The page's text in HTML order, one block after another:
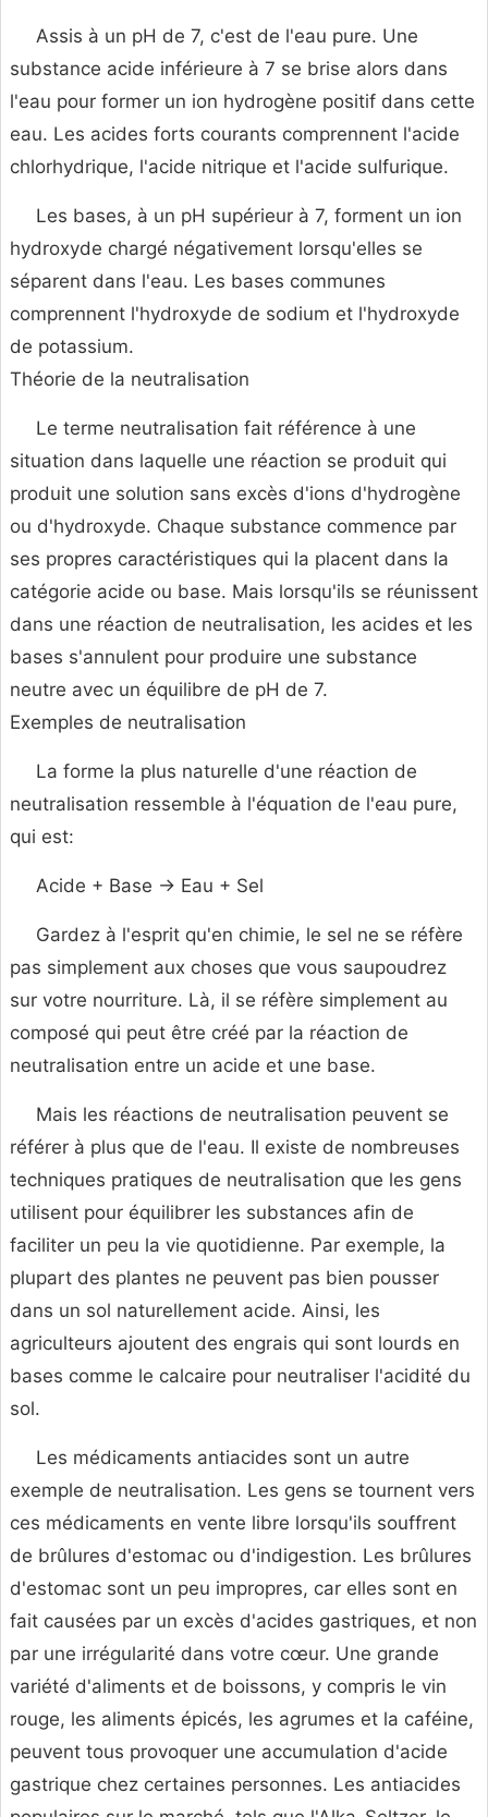
Assis à un pH de 7, c'est de l'eau pure. Une
substance acide inférieure à 7 se brise alors dans
l'eau pour former un ion hydrogène positif dans cette
eau. Les acides forts courants comprennent l'acide
chlorhydrique, l'acide nitrique et l'acide sulfurique.
Les bases, à un pH supérieur à 7, forment un ion
hydroxyde chargé négativement lorsqu'elles se
séparent dans l'eau. Les bases communes
comprennent l'hydroxyde de sodium et l'hydroxyde
de potassium.
Théorie de la neutralisation
Le terme neutralisation fait référence à une
situation dans laquelle une réaction se produit qui
produit une solution sans excès d'ions d'hydrogène
ou d'hydroxyde. Chaque substance commence par
ses propres caractéristiques qui la placent dans la
catégorie acide ou base. Mais lorsqu'ils se réunissent
dans une réaction de neutralisation, les acides et les
bases s'annulent pour produire une substance
neutre avec un équilibre de pH de 7.
Exemples de neutralisation
La forme la plus naturelle d'une réaction de
neutralisation ressemble à l'équation de l'eau pure,
qui est:
Acide + Base → Eau + Sel
Gardez à l'esprit qu'en chimie, le sel ne se réfère
pas simplement aux choses que vous saupoudrez
sur votre nourriture. Là, il se réfère simplement au
composé qui peut être créé par la réaction de
neutralisation entre un acide et une base.
Mais les réactions de neutralisation peuvent se
référer à plus que de l'eau. Il existe de nombreuses
techniques pratiques de neutralisation que les gens
utilisent pour équilibrer les substances afin de
faciliter un peu la vie quotidienne. Par exemple, la
plupart des plantes ne peuvent pas bien pousser
dans un sol naturellement acide. Ainsi, les
agriculteurs ajoutent des engrais qui sont lourds en
bases comme le calcaire pour neutraliser l'acidité du
sol.
Les médicaments antiacides sont un autre
exemple de neutralisation. Les gens se tournent vers
ces médicaments en vente libre lorsqu'ils souffrent
de brûlures d'estomac ou d'indigestion. Les brûlures
d'estomac sont un peu impropres, car elles sont en
fait causées par un excès d'acides gastriques, et non
par une irrégularité dans votre cœur. Une grande
variété d'aliments et de boissons, y compris le vin
rouge, les aliments épicés, les agrumes et la caféine,
peuvent tous provoquer une accumulation d'acide
gastrique chez certaines personnes. Les antiacides